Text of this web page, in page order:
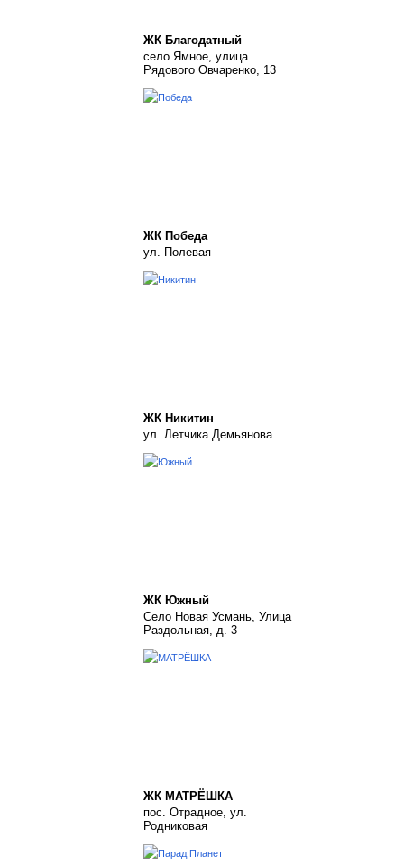
ЖК Благодатный
село Ямное, улица
Рядового Овчаренко, 13
ЖК Победа
ул. Полевая
ЖК Никитин
ул. Летчика Демьянова
ЖК Южный
Село Новая Усмань, Улица
Раздольная, д. 3
ЖК МАТРЁШКА
пос. Отрадное, ул.
Родниковая